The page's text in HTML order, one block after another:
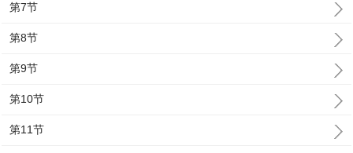
第7节
第8节
第9节
第10节
第11节